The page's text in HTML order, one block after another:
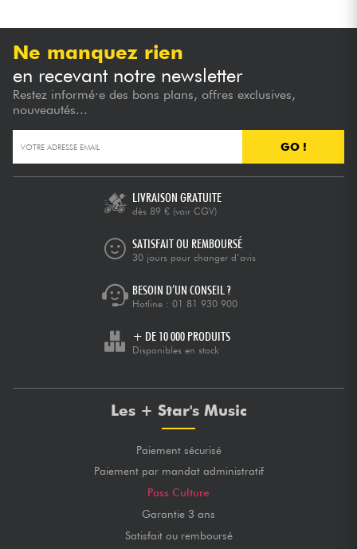
Ne manquez rien
en recevant notre newsletter
Restez informé·e des bons plans, offres exclusives,
nouveautés...
GO !
LIVRAISON GRATUITE
dès 89 € (voir CGV)
SATISFAIT OU REMBOURSÉ
30 jours pour changer d’avis
BESOIN D’UN CONSEIL ?
Hotline : 01 81 930 900
+ DE 10 000 PRODUITS
Disponibles en stock
Les + Star's Music
Paiement sécurisé
Paiement par mandat administratif
Pass Culture
Garantie 3 ans
Satisfait ou remboursé